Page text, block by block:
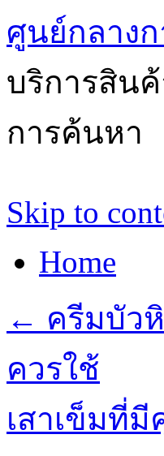
ศูนย์กลาง
บริการสิน
การค้นหา
Skip to
Home
← ครีมบัว
ควรใช้
เสาเข็มที่